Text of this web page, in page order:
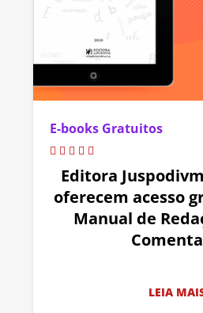
E-books Gratuitos
Editora
oferecem acesso
Manual de
LEIA